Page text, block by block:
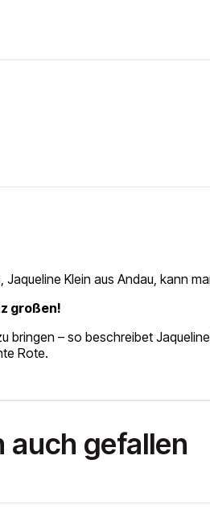
Klein aus Andau, kann
großen!
bringen – so beschreibet
Rote.
auch gefallen